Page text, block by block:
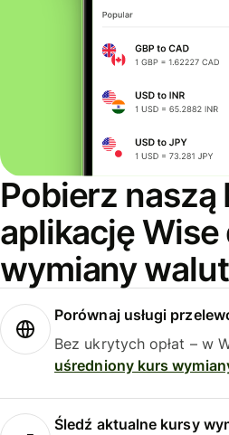
Pobierz naszą
aplikację Wise
wymiany walut
Porównaj usługi
Bez ukrytych opłat – w
uśredniony kurs
Śledź aktualne kursy